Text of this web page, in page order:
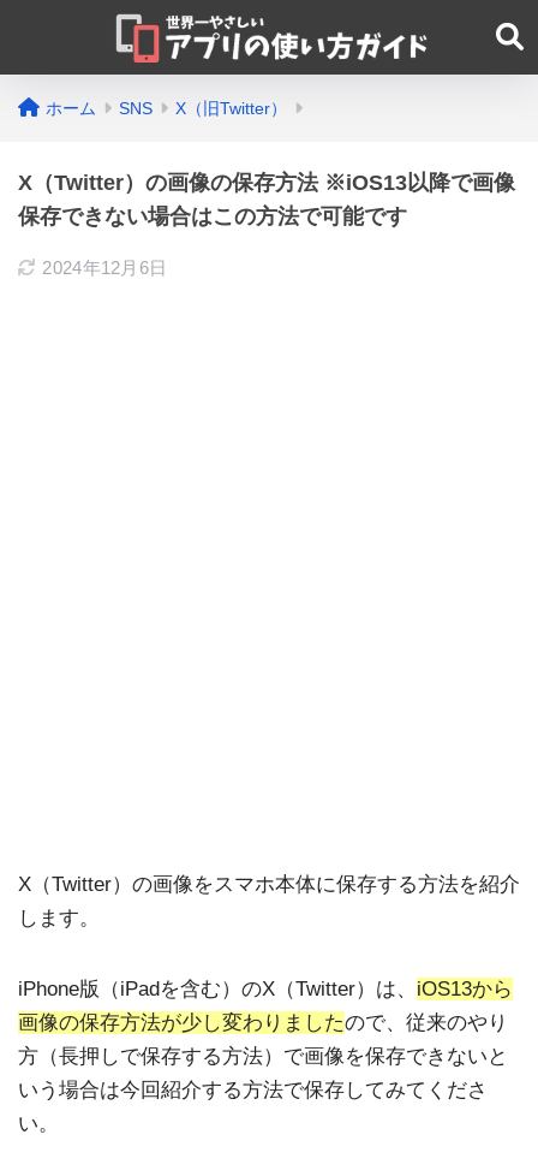
ホーム SNS X（旧Twitter）
X（Twitter）の画像の保存方法 ※iOS13以降で画像
保存できない場合はこの方法で可能です
2024年12月6日
X（Twitter）の画像をスマホ本体に保存する方法を紹介
します。
iPhone版（iPadを含む）のX（Twitter）は、 iOS13から
画像の保存方法が少し変わりましたので、従来のやり
方（長押しで保存する方法）で画像を保存できないと
いう場合は今回紹介する方法で保存してみてくださ
い。